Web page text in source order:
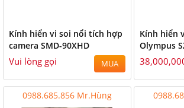
Kính hiển vi soi nổi tích hợp
camera SMD-90XHD
Vui lòng gọi MUA
Kính hiển
Olympus
0988.685.856 Mr.Hùng